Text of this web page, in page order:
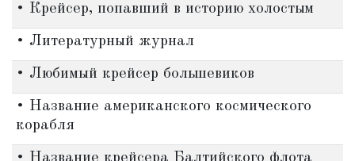
• Крейсер, попавший в историю холостым
• Литературный журнал
• Любимый крейсер большевиков
• Название американского космического
корабля
• Название крейсера Балтийского флота